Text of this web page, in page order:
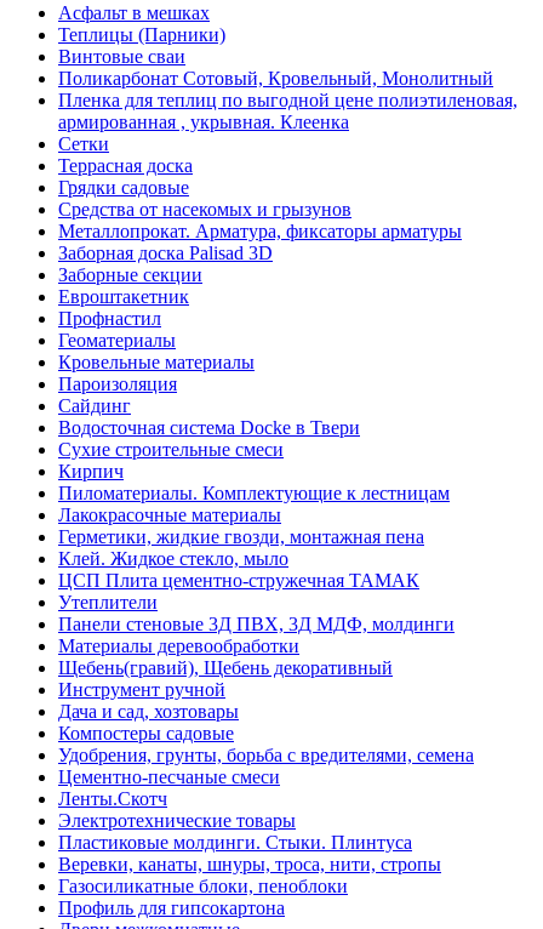
Асфальт в мешках
Теплицы (Парники)
Винтовые сваи
Поликарбонат Сотовый, Кровельный, Монолитный
Пленка для теплиц по выгодной цене полиэтиленовая,
армированная , укрывная. Клеенка
Сетки
Террасная доска
Грядки садовые
Средства от насекомых и грызунов
Металлопрокат. Арматура, фиксаторы арматуры
Заборная доска Palisad 3D
Заборные секции
Евроштакетник
Профнастил
Геоматериалы
Кровельные материалы
Пароизоляция
Сайдинг
Водосточная система Docke в Твери
Сухие строительные смеси
Кирпич
Пиломатериалы. Комплектующие к лестницам
Лакокрасочные материалы
Герметики, жидкие гвозди, монтажная пена
Клей. Жидкое стекло, мыло
ЦСП Плита цементно-стружечная ТАМАК
Утеплители
Панели стеновые 3Д ПВХ, 3Д МДФ, молдинги
Материалы деревообработки
Щебень(гравий), Щебень декоративный
Инструмент ручной
Дача и сад, хозтовары
Компостеры садовые
Удобрения, грунты, борьба с вредителями, семена
Цементно-песчаные смеси
Ленты.Скотч
Электротехнические товары
Пластиковые молдинги. Стыки. Плинтуса
Веревки, канаты, шнуры, троса, нити, стропы
Газосиликатные блоки, пеноблоки
Профиль для гипсокартона